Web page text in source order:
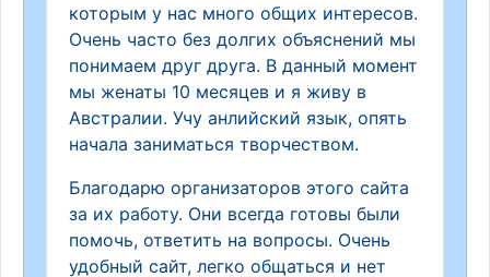
которым у нас много общих интересов.
Очень часто без долгих объяснений мы
понимаем друг друга. В данный момент
мы женаты 10 месяцев и я живу в
Австралии. Учу анлийский язык, опять
начала заниматься творчеством.
Благодарю организаторов этого сайта
за их работу. Они всегда готовы были
помочь, ответить на вопросы. Очень
удобный сайт, легко общаться и нет